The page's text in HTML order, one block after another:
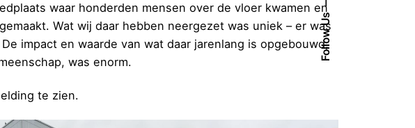
Follow Us
waar honderden mensen over de vloer kwamen en
Wat wij daar hebben neergezet was uniek – er was
impact en waarde van wat daar jarenlang is opgebouwd,
was enorm.
te zien.